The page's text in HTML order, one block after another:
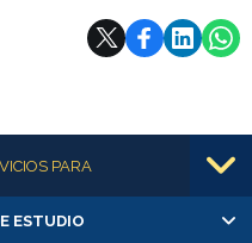
PARA
os
ESTUDIO